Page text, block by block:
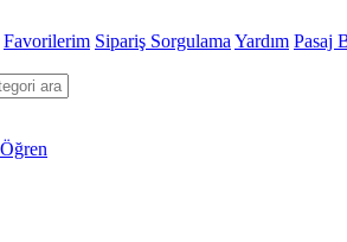
Favorilerim Sipariş Sorgulama Yardım Pasaj